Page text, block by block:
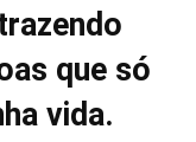
que só
vida.